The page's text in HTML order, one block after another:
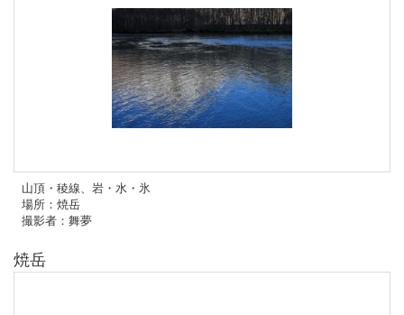
山頂・稜線、岩・水・氷
場所：焼岳
撮影者：舞夢
焼岳